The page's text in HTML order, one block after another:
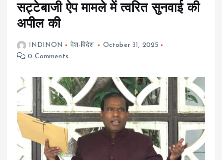
सट्टेबाजी ऐप मामले में त्वरित सुनवाई की
अपील की
INDINON देश-विदेश
October 31, 2025
0 Comments